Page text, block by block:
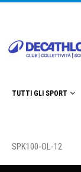
TUTTI GLI SPORT
SPK100-OL-12